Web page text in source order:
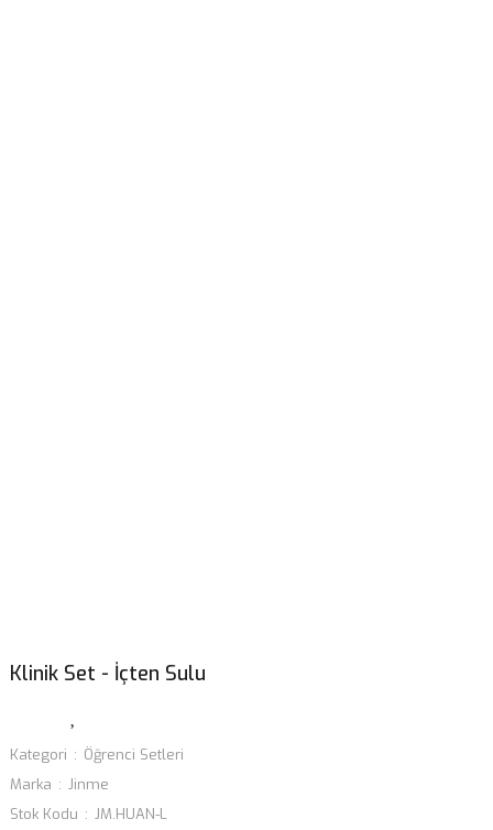
Klinik Set - İçten Sulu
Kategori
Öğrenci Setleri
Marka
Jinme
Stok Kodu
JM.HUAN-L